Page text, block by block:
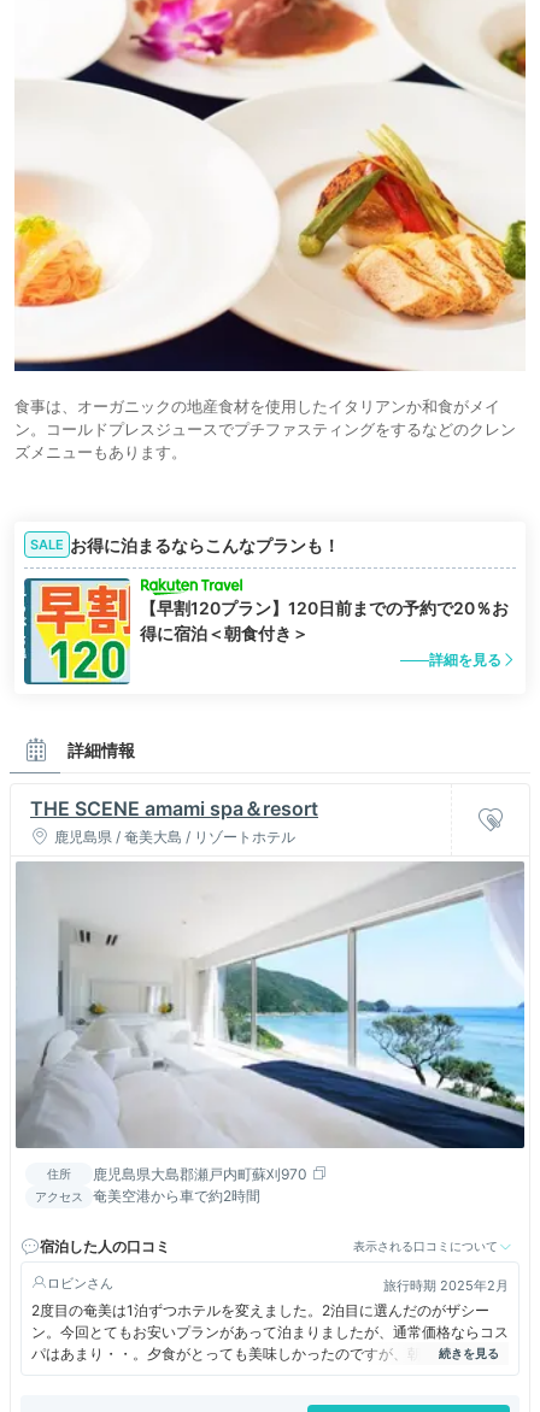
食事は、オーガニックの地産食材を使用したイタリアンか和食がメイ
ン。コールドプレスジュースでプチファスティングをするなどのクレン
ズメニューもあります。
SALE お得に泊まるならこんなプランも！
【早割120プラン】120日前までの予約で20％お
得に宿泊＜朝食付き＞
詳細を見る
詳細情報
THE SCENE amami spa＆resort
鹿児島県 / 奄美大島 / リゾートホテル
住所 鹿児島県大島郡瀬戸内町蘇刈970
アクセス 奄美空港から車で約2時間
宿泊した人の口コミ 表示される口コミについて
ロビン 旅行時期 2025年2月
2度目の奄美は1泊ずつホテルを変えました。2泊目に選んだのがザシー
ン。今回とてもお安いプランがあって泊まりましたが、通常価格ならコス
パはあまり・・。夕食がとっても美味しかったのですが、朝食がお値段か
ら見るとかなりの低レベルだったのが残念。大浴場もありますが、ホテル